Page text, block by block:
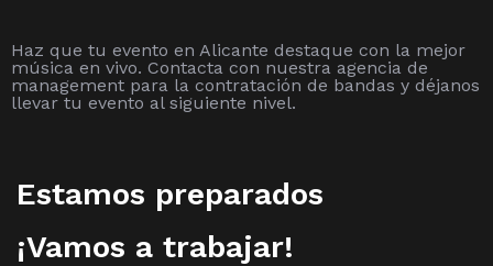
Haz que tu evento en Alicante destaque con la mejor
música en vivo. Contacta con nuestra agencia de
management para la contratación de bandas y déjanos
llevar tu evento al siguiente nivel.
Estamos preparados
¡Vamos a trabajar!